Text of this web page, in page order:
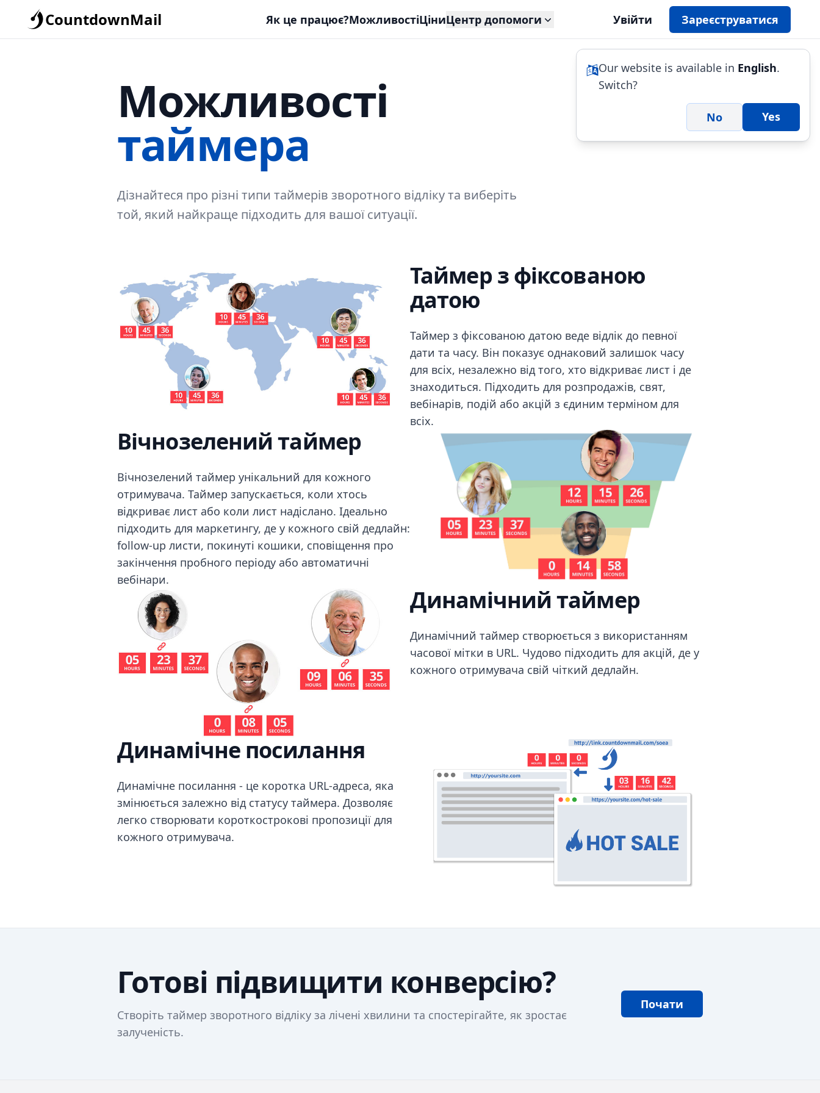
CountdownMail Як це працює?МожливостіЦіниЦентр допомоги Увійти Зареєструватися
Our website is available in English.
Switch?
No Yes
Можливості
таймера
Дізнайтеся про різні типи таймерів зворотного відліку та виберіть
той, який найкраще підходить для вашої ситуації.
Таймер з фіксованою
датою
Таймер з фіксованою датою веде відлік до певної
дати та часу. Він показує однаковий залишок часу
для всіх, незалежно від того, хто відкриває лист і де
знаходиться. Підходить для розпродажів, свят,
вебінарів, подій або акцій з єдиним терміном для
всіх.
Вічнозелений таймер
Вічнозелений таймер унікальний для кожного
отримувача. Таймер запускається, коли хтось
відкриває лист або коли лист надіслано. Ідеально
підходить для маркетингу, де у кожного свій дедлайн:
follow-up листи, покинуті кошики, сповіщення про
закінчення пробного періоду або автоматичні
вебінари.
Динамічний таймер
Динамічний таймер створюється з використанням
часової мітки в URL. Чудово підходить для акцій, де у
кожного отримувача свій чіткий дедлайн.
Динамічне посилання
Динамічне посилання - це коротка URL-адреса, яка
змінюється залежно від статусу таймера. Дозволяє
легко створювати короткострокові пропозиції для
кожного отримувача.
Готові підвищити конверсію?
Створіть таймер зворотного відліку за лічені хвилини та спостерігайте, як зростає
залученість.
Почати